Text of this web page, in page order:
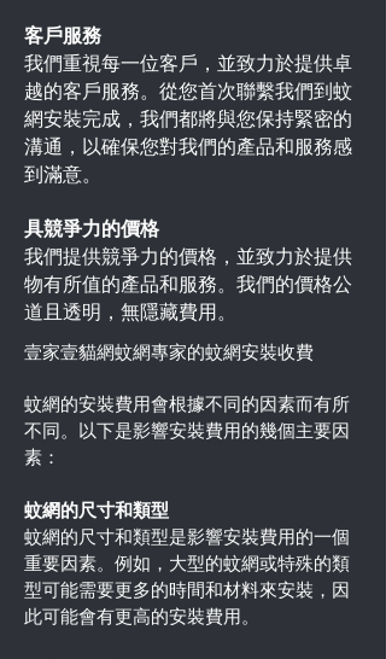
客戶服務
我們重視每一位客戶，並致力於提供卓
越的客戶服務。從您首次聯繫我們到蚊
網安裝完成，我們都將與您保持緊密的
溝通，以確保您對我們的產品和服務感
到滿意。
具競爭力的價格
我們提供競爭力的價格，並致力於提供
物有所值的產品和服務。我們的價格公
道且透明，無隱藏費用。
壹家壹貓網蚊網專家的蚊網安裝收費
蚊網的安裝費用會根據不同的因素而有所
不同。以下是影響安裝費用的幾個主要因
素：
蚊網的尺寸和類型
蚊網的尺寸和類型是影響安裝費用的一個
重要因素。例如，大型的蚊網或特殊的類
型可能需要更多的時間和材料來安裝，因
此可能會有更高的安裝費用。